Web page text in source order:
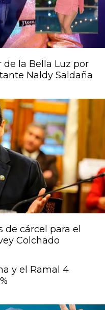
la Bella Luz por
Naldy Saldaña
de cárcel para el
Colchado
y el Ramal 4